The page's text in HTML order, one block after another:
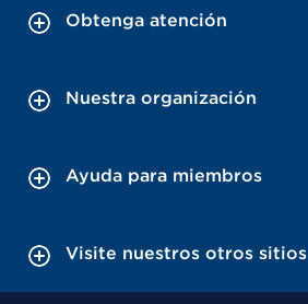
Obtenga atención
Nuestra organización
Ayuda para miembros
Visite nuestros otros sitios